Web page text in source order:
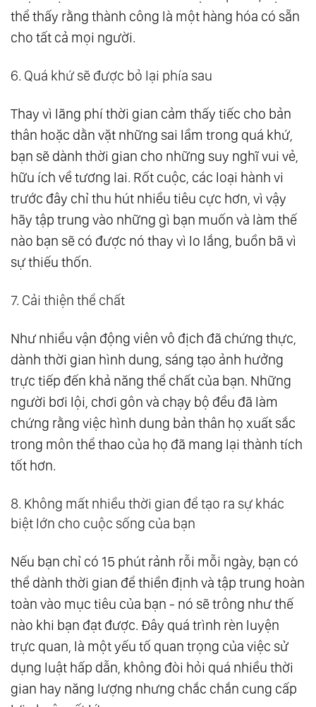
thể thấy rằng thành công là một hàng hóa có sẵn
cho tất cả mọi người.
6. Quá khứ sẽ được bỏ lại phía sau
Thay vì lãng phí thời gian cảm thấy tiếc cho bản
thân hoặc dằn vặt những sai lầm trong quá khứ,
bạn sẽ dành thời gian cho những suy nghĩ vui vẻ,
hữu ích về tương lai. Rốt cuộc, các loại hành vi
trước đây chỉ thu hút nhiều tiêu cực hơn, vì vậy
hãy tập trung vào những gì bạn muốn và làm thế
nào bạn sẽ có được nó thay vì lo lắng, buồn bã vì
sự thiếu thốn.
7. Cải thiện thể chất
Như nhiều vận động viên vô địch đã chứng thực,
dành thời gian hình dung, sáng tạo ảnh hưởng
trực tiếp đến khả năng thể chất của bạn. Những
người bơi lội, chơi gôn và chạy bộ đều đã làm
chứng rằng việc hình dung bản thân họ xuất sắc
trong môn thể thao của họ đã mang lại thành tích
tốt hơn.
8. Không mất nhiều thời gian để tạo ra sự khác
biệt lớn cho cuộc sống của bạn
Nếu bạn chỉ có 15 phút rảnh rỗi mỗi ngày, bạn có
thể dành thời gian để thiền định và tập trung hoàn
toàn vào mục tiêu của bạn - nó sẽ trông như thế
nào khi bạn đạt được. Đây quá trình rèn luyện
trực quan, là một yếu tố quan trọng của việc sử
dụng luật hấp dẫn, không đòi hỏi quá nhiều thời
gian hay năng lượng nhưng chắc chắn cung cấp